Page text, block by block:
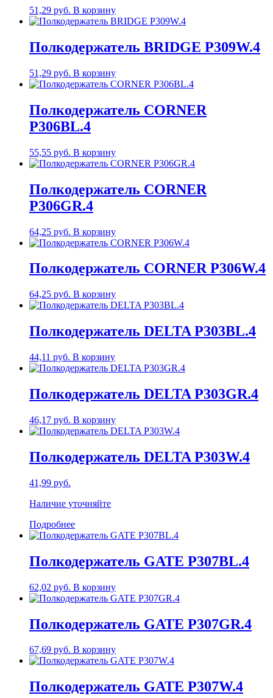
51,29 руб. В корзину
Полкодержатель BRIDGE P309W.4
51,29 руб. В корзину
Полкодержатель CORNER
P306BL.4
55,55 руб. В корзину
Полкодержатель CORNER
P306GR.4
64,25 руб. В корзину
Полкодержатель CORNER P306W.4
64,25 руб. В корзину
Полкодержатель DELTA P303BL.4
44,11 руб. В корзину
Полкодержатель DELTA P303GR.4
46,17 руб. В корзину
Полкодержатель DELTA P303W.4
41,99 руб.
Наличие уточняйте
Подробнее
Полкодержатель GATE P307BL.4
62,02 руб. В корзину
Полкодержатель GATE P307GR.4
67,69 руб. В корзину
Полкодержатель GATE P307W.4